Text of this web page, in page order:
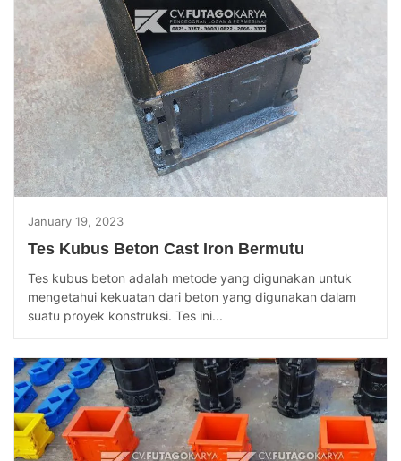
January 19, 2023
Tes Kubus Beton Cast Iron Bermutu
Tes kubus beton adalah metode yang digunakan untuk
mengetahui kekuatan dari beton yang digunakan dalam
suatu proyek konstruksi. Tes ini...